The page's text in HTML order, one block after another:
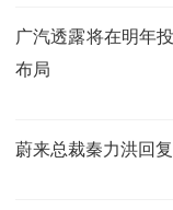
广汽透露将在明年
布局
蔚来总裁秦力洪回